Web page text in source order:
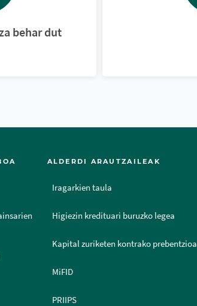
behar dut
ALDERDI ARAUTZAILEAK
Iragarkien taula
Higiezin kredituari buruzko legea
Kapital zuriketen kontrako prebentzioa
MiFID
PRIIPS